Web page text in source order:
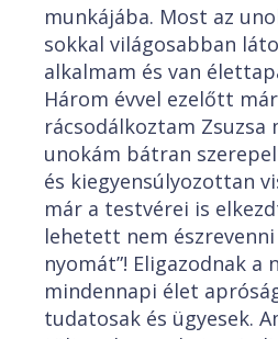
munkájába. Most az
sokkal világosabban
alkalmam és van
Három évvel ezelőtt
rácsodálkoztam Zsuzsa
unokám bátran
és kiegyensúlyozottan
már a testvérei is
lehetett nem észrevenni
nyomát”! Eligazodnak a
mindennapi élet
tudatosak és ügyesek.